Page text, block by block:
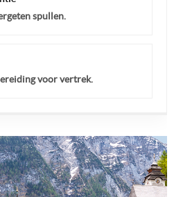
spullen.
voor vertrek.